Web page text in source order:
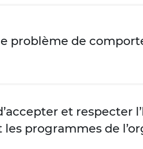
problème de
et respecter
programmes de